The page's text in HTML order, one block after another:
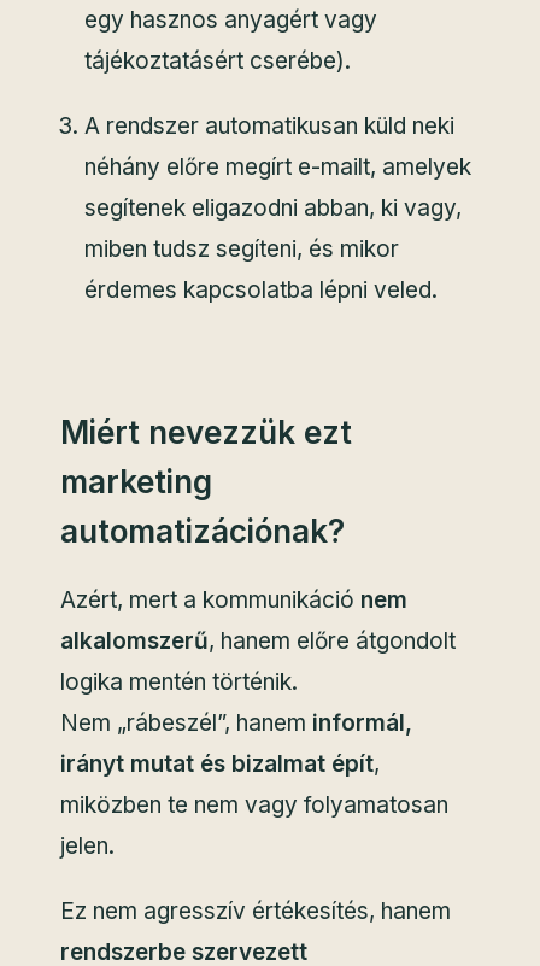
egy hasznos anyagért vagy
tájékoztatásért cserébe).
A rendszer automatikusan küld neki
néhány előre megírt e-mailt, amelyek
segítenek eligazodni abban, ki vagy,
miben tudsz segíteni, és mikor
érdemes kapcsolatba lépni veled.
Miért nevezzük ezt
marketing
automatizációnak?
Azért, mert a kommunikáció nem
alkalomszerű, hanem előre átgondolt
logika mentén történik.
Nem „rábeszél”, hanem informál,
irányt mutat és bizalmat épít,
miközben te nem vagy folyamatosan
jelen.
Ez nem agresszív értékesítés, hanem
rendszerbe szervezett